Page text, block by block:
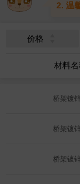
2. 温
价格
材料
桥架镀
桥架镀
桥架镀